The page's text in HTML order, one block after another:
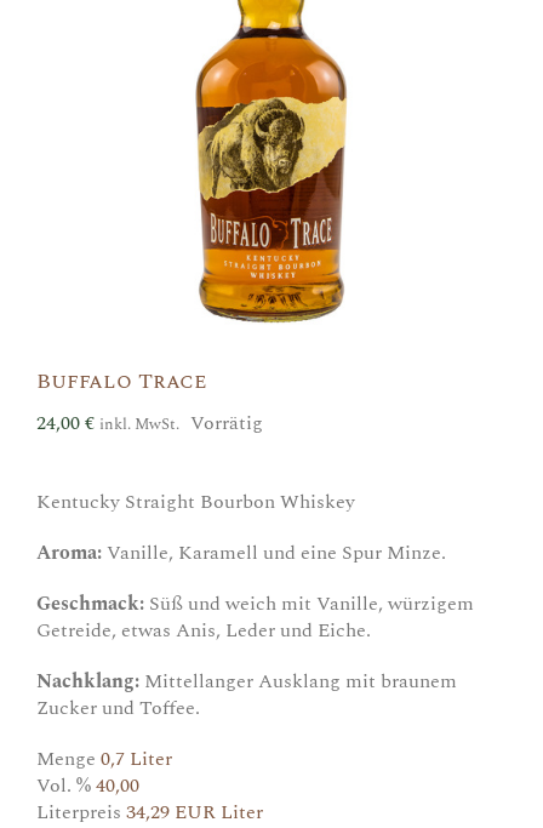
Buffalo Trace
24,00€ inkl. MwSt. Vorrätig
Kentucky Straight Bourbon Whiskey
Aroma:Vanille, Karamell und eine Spur Minze.
Geschmack: Süß und weich mit Vanille, würzigem
Getreide, etwas Anis, Leder und Eiche.
Nachklang: Mittellanger Ausklang mit braunem
Zucker und Toffee.
Menge 0,7 Liter
Vol. %40,00
Literpreis 34,29 EUR Liter